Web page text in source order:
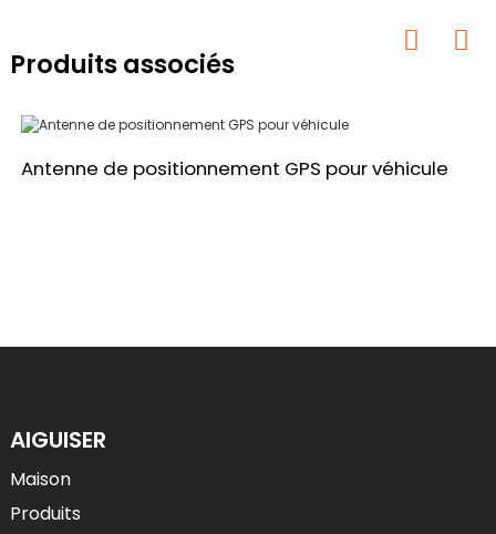
Produits associés
Antenne de positionnement GPS pour véhicule
AIGUISER
Maison
Produits